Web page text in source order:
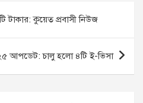
কুয়েত প্রবাসী নিউজ
আপডেট: চালু হলো ৪টি ই-ভিসা